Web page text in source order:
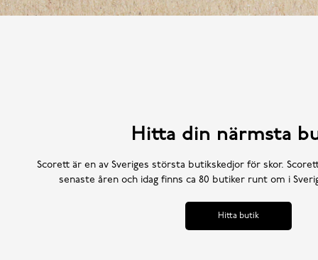
Hitta din närmsta
Scorett är en av Sveriges största butikskedjor för skor.
senaste åren och idag finns ca 80 butiker runt om i
Hitta butik